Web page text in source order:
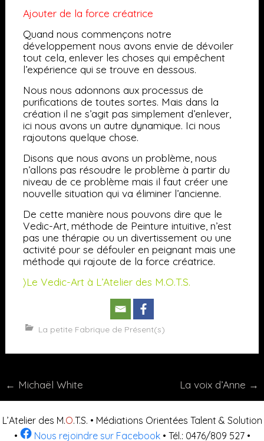
Ajouter de la force créatrice
Quand nous commençons notre
développement nous avons envie de dévoiler
tout cela, enlever les choses qui empêchent
l’expérience qui se trouve en dessous.
Nous nous adonnons aux processus de
purifications de toutes sortes. Mais dans la
création il ne s’agit pas simplement d’enlever,
ici nous avons un autre dynamique. Ici nous
rajoutons quelque chose.
Disons que nous avons un problème, nous
n’allons pas résoudre le problème à partir du
niveau de ce problème mais il faut créer une
nouvelle situation qui va éliminer l’ancienne.
De cette manière nous pouvons dire que le
Vedic-Art, méthode de Peinture intuitive, n’est
pas une thérapie ou un divertissement ou une
activité pour se défouler en peignant mais une
méthode qui rajoute de la force créatrice.
〉Le Vedic-Art à L’Atelier des M.O.T.S.
La petite Fabrique de Présent(s)
Post
← Michaël White La voix d’Anne →
L’Atelier des M.O.T.S. • Médiations Orientées Talent & Solution
•
Nous rejoindre sur Facebook• Tél.: 0476/809 527 •